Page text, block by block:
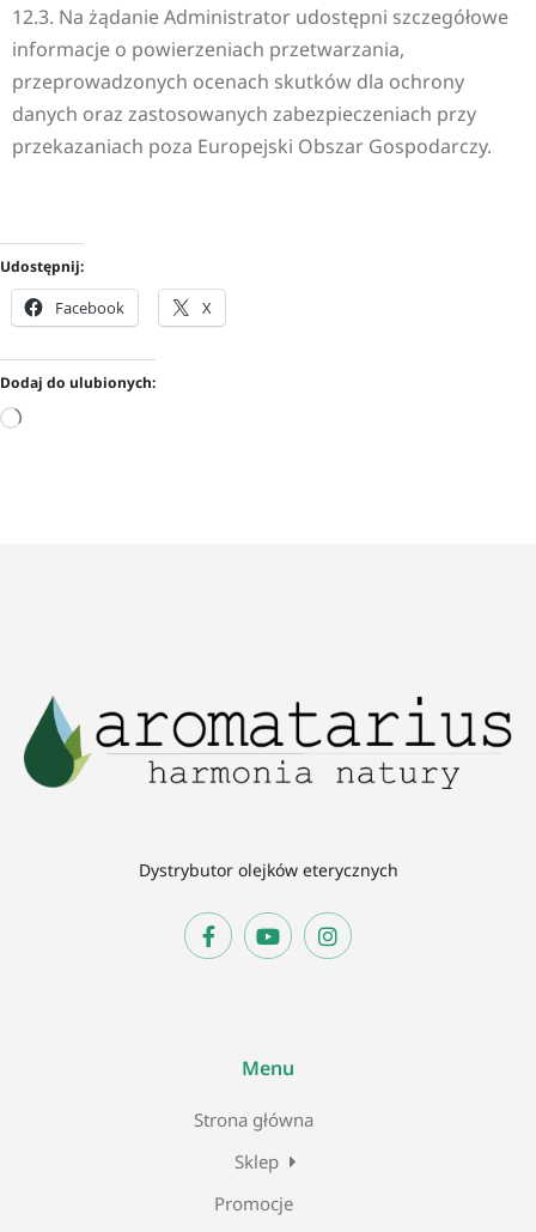
12.3. Na żądanie Administrator udostępni szczegółowe
informacje o powierzeniach przetwarzania,
przeprowadzonych ocenach skutków dla ochrony
danych oraz zastosowanych zabezpieczeniach przy
przekazaniach poza Europejski Obszar Gospodarczy.
Udostępnij:
Facebook X
Dodaj do ulubionych:
Dystrybutor olejków eterycznych
Menu
Strona główna
Sklep
Promocje